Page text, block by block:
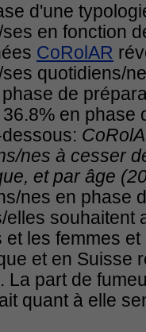
d'une
en fonction
CoRolAR
quotidiens/
de
en phase
nes à cesser
et par âge
nes en phase
elles souhaitent
et les femmes
et en Suisse
La part de
quant à elle